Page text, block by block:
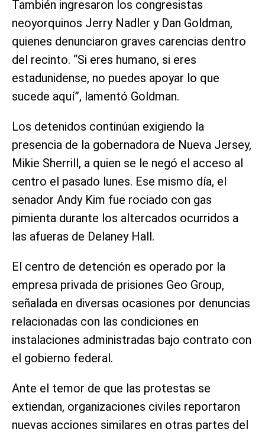
También ingresaron los congresistas
neoyorquinos Jerry Nadler y Dan Goldman,
quienes denunciaron graves carencias dentro
del recinto. “Si eres humano, si eres
estadunidense, no puedes apoyar lo que
sucede aquí”, lamentó Goldman.
Los detenidos continúan exigiendo la
presencia de la gobernadora de Nueva Jersey,
Mikie Sherrill, a quien se le negó el acceso al
centro el pasado lunes. Ese mismo día, el
senador Andy Kim fue rociado con gas
pimienta durante los altercados ocurridos a
las afueras de Delaney Hall.
El centro de detención es operado por la
empresa privada de prisiones Geo Group,
señalada en diversas ocasiones por denuncias
relacionadas con las condiciones en
instalaciones administradas bajo contrato con
el gobierno federal.
Ante el temor de que las protestas se
extiendan, organizaciones civiles reportaron
nuevas acciones similares en otras partes del